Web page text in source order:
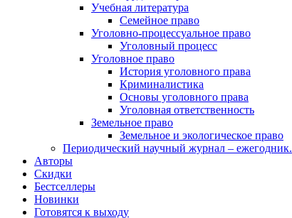
Учебная литература
Семейное право
Уголовно-процессуальное право
Уголовный процесс
Уголовное право
История уголовного права
Криминалистика
Основы уголовного права
Уголовная ответственность
Земельное право
Земельное и экологическое право
Периодический научный журнал – ежегодник.
Авторы
Скидки
Бестселлеры
Новинки
Готовятся к выходу